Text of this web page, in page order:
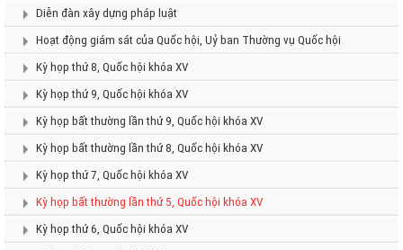
Diễn đàn xây dựng pháp luật
Hoạt động giám sát của Quốc hội, Uỷ ban Thường vụ Quốc hội
Kỳ họp thứ 8, Quốc hội khóa XV
Kỳ họp thứ 9, Quốc hội khóa XV
Kỳ họp bất thường lần thứ 9, Quốc hội khóa XV
Kỳ họp bất thường lần thứ 8, Quốc hội khóa XV
Kỳ họp thứ 7, Quốc hội khóa XV
Kỳ họp bất thường lần thứ 5, Quốc hội khóa XV
Kỳ họp thứ 6, Quốc hội khóa XV